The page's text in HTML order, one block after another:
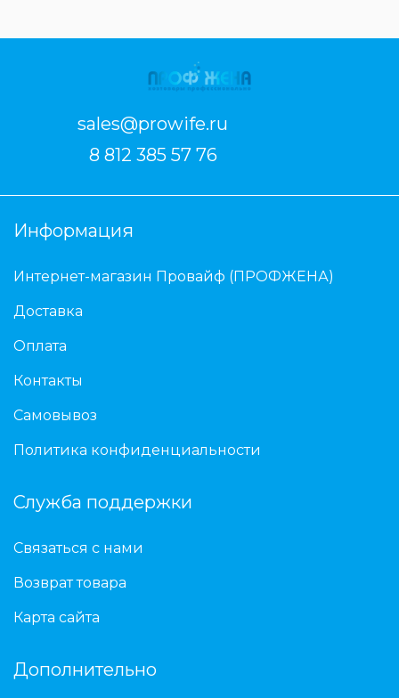
sales@prowife.ru
8 812 385 57 76
Информация
Интернет-магазин Провайф (ПРОФЖЕНА)
Доставка
Оплата
Контакты
Самовывоз
Политика конфиденциальности
Служба поддержки
Связаться с нами
Возврат товара
Карта сайта
Дополнительно